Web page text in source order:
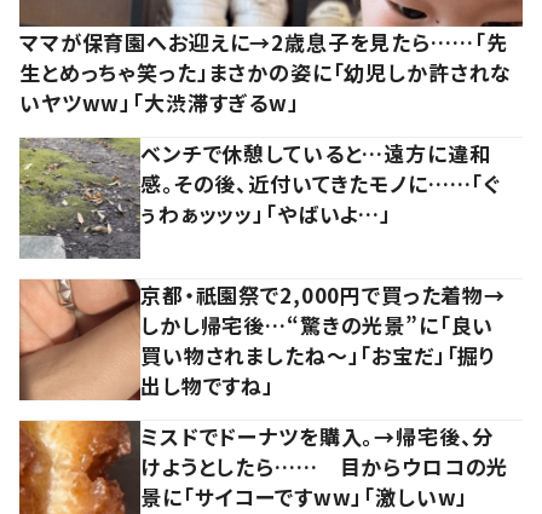
ママが保育園へお迎えに→2歳息子を見たら……「先
生とめっちゃ笑った」まさかの姿に「幼児しか許されな
いヤツww」「大渋滞すぎるw」
ベンチで休憩していると…遠方に違和
感。その後、近付いてきたモノに……「ぐ
ぅわぁッッッ」「やばいよ…」
京都・祇園祭で2,000円で買った着物→
しかし帰宅後…“驚きの光景”に「良い
買い物されましたね～」「お宝だ」「掘り
出し物ですね」
ミスドでドーナツを購入。→帰宅後、分
けようとしたら…… 目からウロコの光
景に「サイコーですww」「激しいw」